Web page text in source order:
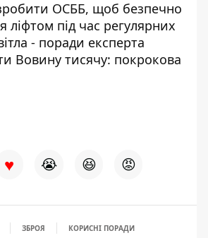
ОСББ, щоб безпечно
ліфтом під час регулярних
- поради експерта
Вовину тисячу: покрокова
♥ 😭 😆 😡
ЗБРОЯ КОРИСНІ ПОРАДИ